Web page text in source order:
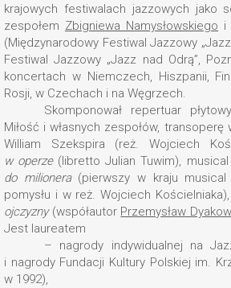
krajowych festiwalach jazzowych jako
zespołem Zbigniewa Namysłowskiego i
(Międzynarodowy Festiwal Jazzowy
Festiwal Jazzowy „Jazz nad Odrą”,
koncertach w Niemczech, Hiszpanii,
Rosji, w Czechach i na Węgrzech.
Skomponował repertuar
Miłość i własnych zespołów, transoperę
William Szekspira (reż. Wojciech
w operze(libretto Julian Tuwim), musical
do milionera(pierwszy w kraju musical
pomysłu i w reż. Wojciech
ojczyzny(współautor Przemysław
Jest laureatem
– nagrody indywidualnej na
i nagrody Fundacji Kultury Polskiej im.
w 1992),